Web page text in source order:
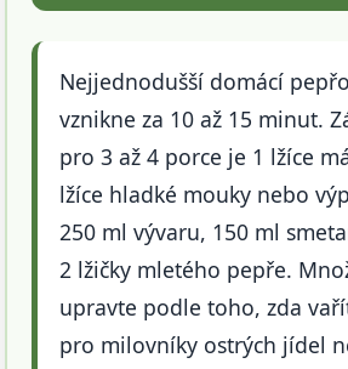
Nejjednodušší domácí
vznikne za 10 až 15 minut.
pro 3 až 4 porce je 1 lžíce
lžíce hladké mouky nebo
250 ml vývaru, 150 ml
2 lžičky mletého pepře.
upravte podle toho, zda
pro milovníky ostrých jídel